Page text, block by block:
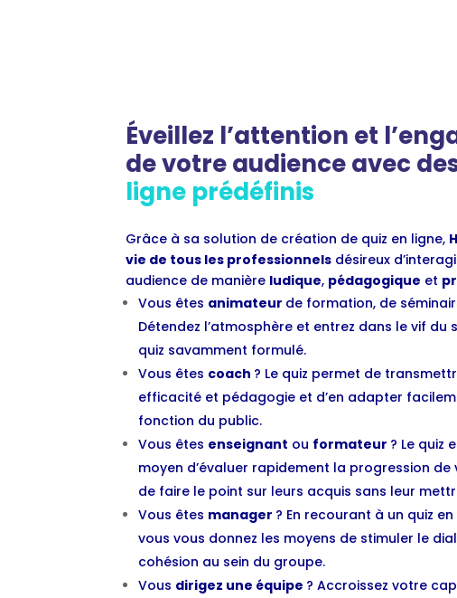
Éveillez l’attention et
de votre audience avec
ligne prédéfinis
Grâce à sa solution de création de quiz en ligne,
vie de tous les professionnels désireux
audience de manière ludique, pédagogique et
Vous êtes animateur de formation, de
Détendez l’atmosphère et entrez dans le vif du
quiz savamment formulé.
Vous êtes coach ? Le quiz permet de
efficacité et pédagogie et d’en adapter
fonction du public.
Vous êtes enseignant ou formateur ? Le quiz
moyen d’évaluer rapidement la progression
de faire le point sur leurs acquis sans leur
Vous êtes manager ? En recourant à un quiz
vous vous donnez les moyens de stimuler le
cohésion au sein du groupe.
Vous dirigez une équipe ? Accroissez votre